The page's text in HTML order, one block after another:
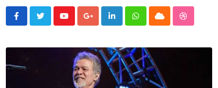
YoutubeGoogle+LinkedInWhatsappCloud